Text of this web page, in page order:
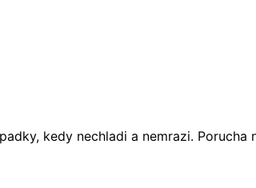
kedy nechladi a nemrazi. Porucha